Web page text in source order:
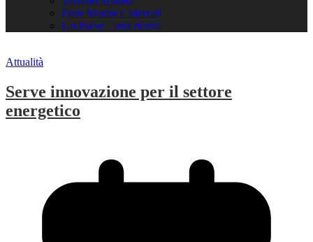
Fiere Mostre e Mercati
Un Paese…una ricetta
Attualità
Serve innovazione per il settore
energetico